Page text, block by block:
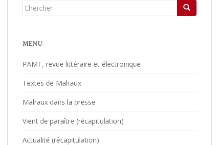
Chercher...
MENU
PAMT, revue littéraire et électronique
Textes de Malraux
Malraux dans la presse
Vient de paraître (récapitulation)
Actualité (récapitulation)